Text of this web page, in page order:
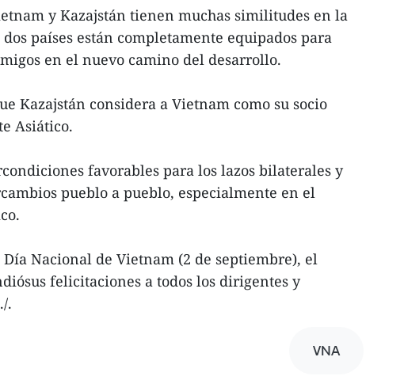
y Kazajstán tienen muchas similitudes en la
países están completamente equipados para
en el nuevo camino del desarrollo.
Kazajstán considera a Vietnam como su socio
Asiático.
favorables para los lazos bilaterales y
pueblo a pueblo, especialmente en el
Nacional de Vietnam (2 de septiembre), el
felicitaciones a todos los dirigentes y
.
VNA